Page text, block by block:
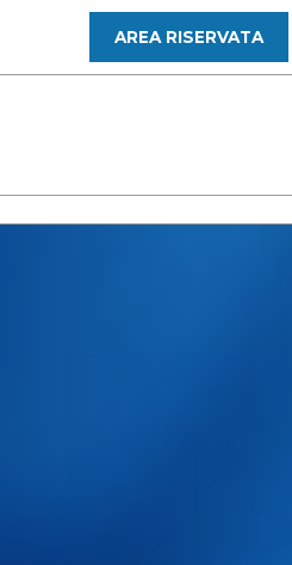
AREA RISERVATA